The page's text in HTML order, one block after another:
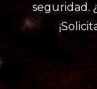
seguridad.